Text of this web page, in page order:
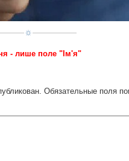
- лише поле "Ім'я"
Обязательные поля